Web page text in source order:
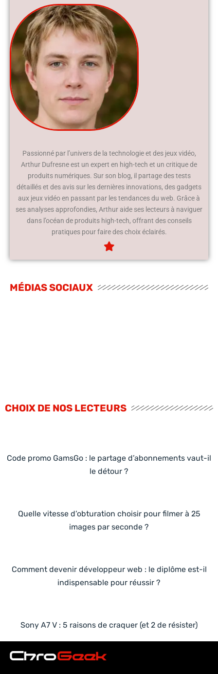
Passionné par l’univers de la technologie et des jeux vidéo,
Arthur Dufresne est un expert en high-tech et un critique de
produits numériques. Sur son blog, il partage des tests
détaillés et des avis sur les dernières innovations, des gadgets
aux jeux vidéo en passant par les tendances du web. Grâce à
ses analyses approfondies, Arthur aide ses lecteurs à naviguer
dans l’océan de produits high-tech, offrant des conseils
pratiques pour faire des choix éclairés.
MÉDIAS SOCIAUX
CHOIX DE NOS LECTEURS
Code promo GamsGo : le partage d’abonnements vaut-il
le détour ?
Quelle vitesse d’obturation choisir pour filmer à 25
images par seconde ?
Comment devenir développeur web : le diplôme est-il
indispensable pour réussir ?
Sony A7 V : 5 raisons de craquer (et 2 de résister)